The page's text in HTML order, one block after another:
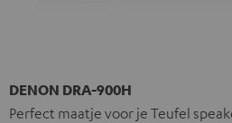
DENON DRA-900H
Perfect maatje voor je Teufel